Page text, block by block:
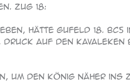
Zug 18:
hätte Gufeld 18.
auf den Kavaleken
um den König näher ins